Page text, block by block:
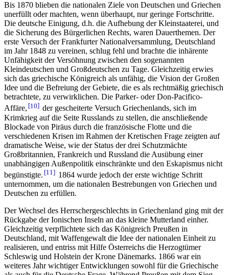
Bis 1870 blieben die nationalen Ziele von Deutschen und Griechen
unerfüllt oder machten, wenn überhaupt, nur geringe Fortschritte.
Die deutsche Einigung, d.h. die Aufhebung der Kleinstaaterei, und
die Sicherung des Bürgerlichen Rechts, waren Dauerthemen. Der
erste Versuch der Frankfurter Nationalversammlung, Deutschland
im Jahr 1848 zu vereinen, schlug fehl und brachte die inhärente
Unfähigkeit der Versöhnung zwischen den sogenannten
Kleindeutschen und Großdeutschen zu Tage. Gleichzeitig erwies
sich das griechische Königreich als unfähig, die Vision der Großen
Idee und die Befreiung der Gebiete, die es als rechtmäßig griechisch
betrachtete, zu verwirklichen. Die Parker- oder Don-Pacifico-
Affäre, 10
der gescheiterte Versuch Griechenlands, sich im
Krimkrieg auf die Seite Russlands zu stellen, die anschließende
Blockade von Piräus durch die französische Flotte und die
verschiedenen Krisen im Rahmen der Kretischen Frage zeigten auf
dramatische Weise, wie der Status der drei Schutzmächte
Großbritannien, Frankreich und Russland die Ausübung einer
unabhängigen Außenpolitik einschränkte und den Eskapismus nicht
begünstigte. 11
1864 wurde jedoch der erste wichtige Schritt
unternommen, um die nationalen Bestrebungen von Griechen und
Deutschen zu erfüllen.
Der Wechsel des Herrschergeschlechts in Griechenland ging mit der
Rückgabe der Ionischen Inseln an das kleine Mutterland einher.
Gleichzeitig verpflichtete sich das Königreich Preußen in
Deutschland, mit Waffengewalt die Idee der nationalen Einheit zu
realisieren, und entriss mit Hilfe Österreichs die Herzogtümer
Schleswig und Holstein der Krone Dänemarks. 1866 war ein
weiteres Jahr wichtiger Entwicklungen sowohl für die Griechische